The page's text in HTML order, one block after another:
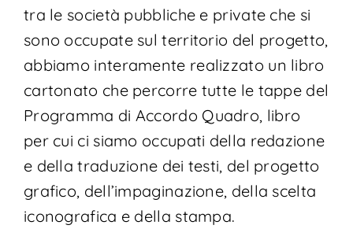
tra le società pubbliche e private che si
sono occupate sul territorio del progetto,
abbiamo interamente realizzato un libro
cartonato che percorre tutte le tappe del
Programma di Accordo Quadro, libro
per cui ci siamo occupati della redazione
e della traduzione dei testi, del progetto
grafico, dell’impaginazione, della scelta
iconografica e della stampa.